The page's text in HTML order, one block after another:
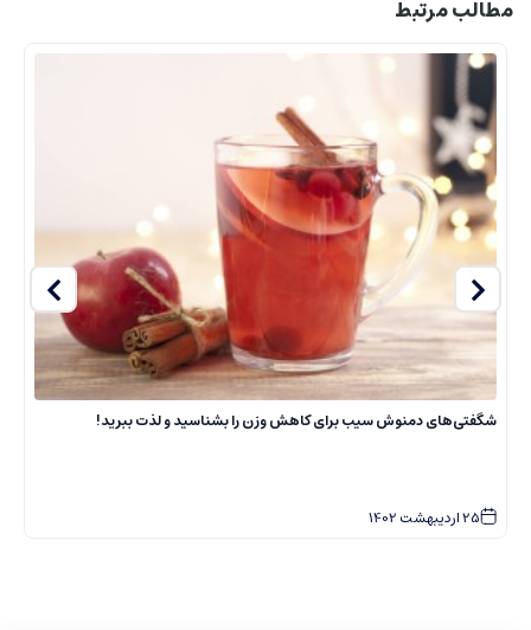
مطالب مرتبط
شگفتی‌های دمنوش سیب برای کاهش وزن را بشناسید و لذت ببرید!
25اردیبهشت1402